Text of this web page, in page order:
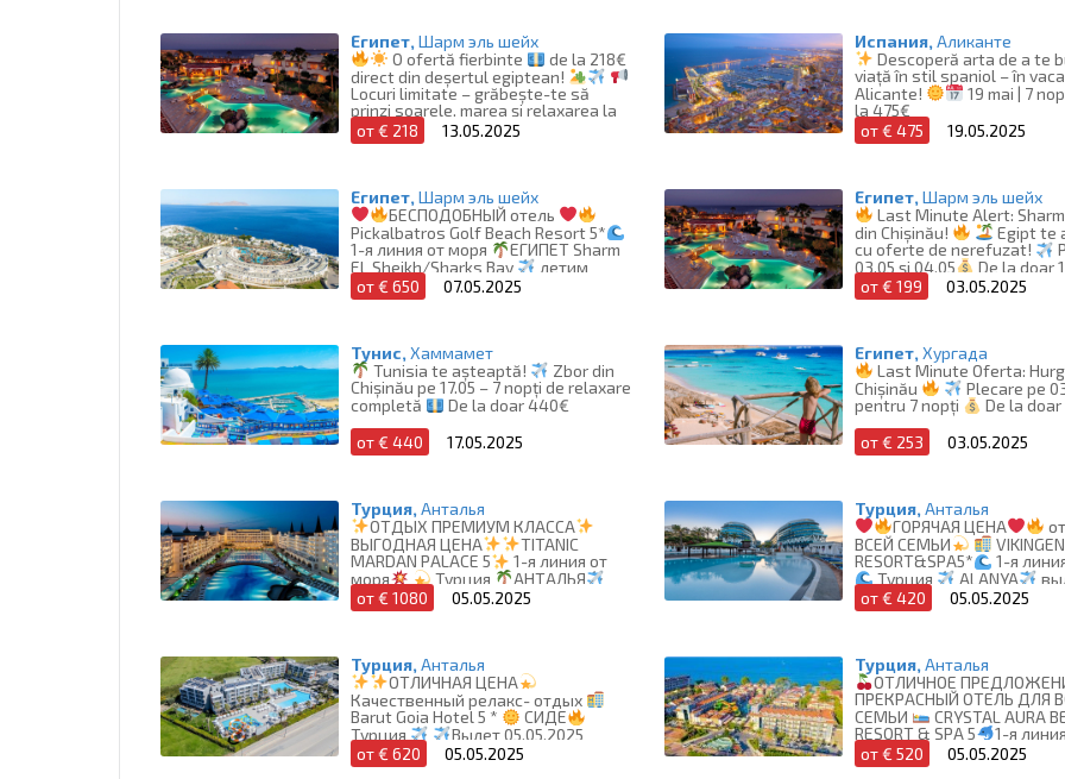
Египет, Шарм эль шейх
O ofertă fierbinte
de la 218€
direct din deșertul egiptean!
Locuri limitate – grăbește-te să
prinzi soarele, marea și relaxarea la
preț de vis!
от € 218 13.05.2025
Испания, Аликанте
Descoperă arta de a te
viață în stil spaniol – în
Alicante!
19 mai | 7
la 475€
от € 475
19.05.2025
Египет, Шарм эль шейх
БЕСПОДОБНЫЙ отель
Pickalbatros Golf Beach Resort 5*
1-я линия от моря
ЕГИПЕТ Sharm
EL Sheikh/Sharks Bay
летим
07.05.2025
от € 650 07.05.2025
Египет, Шарм эль шейх
Last Minute Alert: Sharm
din Chișinău!
Egipt te
cu oferte de nerefuzat!
03.05 și 04.05
De la doar
от € 199
03.05.2025
Тунис, Хаммамет
Tunisia te așteaptă!
Zbor din
Chișinău pe 17.05 – 7 nopți de relaxare
completă
De la doar 440€
от € 440
17.05.2025
Египет, Хургада
Last Minute Oferta:
Chișinău
Plecare pe
pentru 7 nopți
De la doar
от € 253
03.05.2025
Турция, Анталья
ОТДЫХ ПРЕМИУМ КЛАССА
ВЫГОДНАЯ ЦЕНА
TITANIC
MARDAN PALACE 5
1-я линия от
моря
Турция
АНТАЛЬЯ
летим 05.05.2025
от € 1080 05.05.2025
Турция, Анталья
ГОРЯЧАЯ ЦЕНА
ВСЕЙ СЕМЬИ
RESORT&SPA5*
1-я
Турция
ALANYA
05.05.2025
от € 420 05.05.2025
Турция, Анталья
ОТЛИЧНАЯ ЦЕНА
Качественный релакс- отдых
Barut Goia Hotel 5 *
СИДЕ
Турция
Вылет 05.05.2025
от € 620
05.05.2025
Турция, Анталья
ОТЛИЧНОЕ
ПРЕКРАСНЫЙ ОТЕЛЬ ДЛЯ
СЕМЬИ
СRYSTAL AURA
RESORT & SPA 5
1-я
Турция
КЕМЕР
05.05.2025
от € 520 05.05.2025